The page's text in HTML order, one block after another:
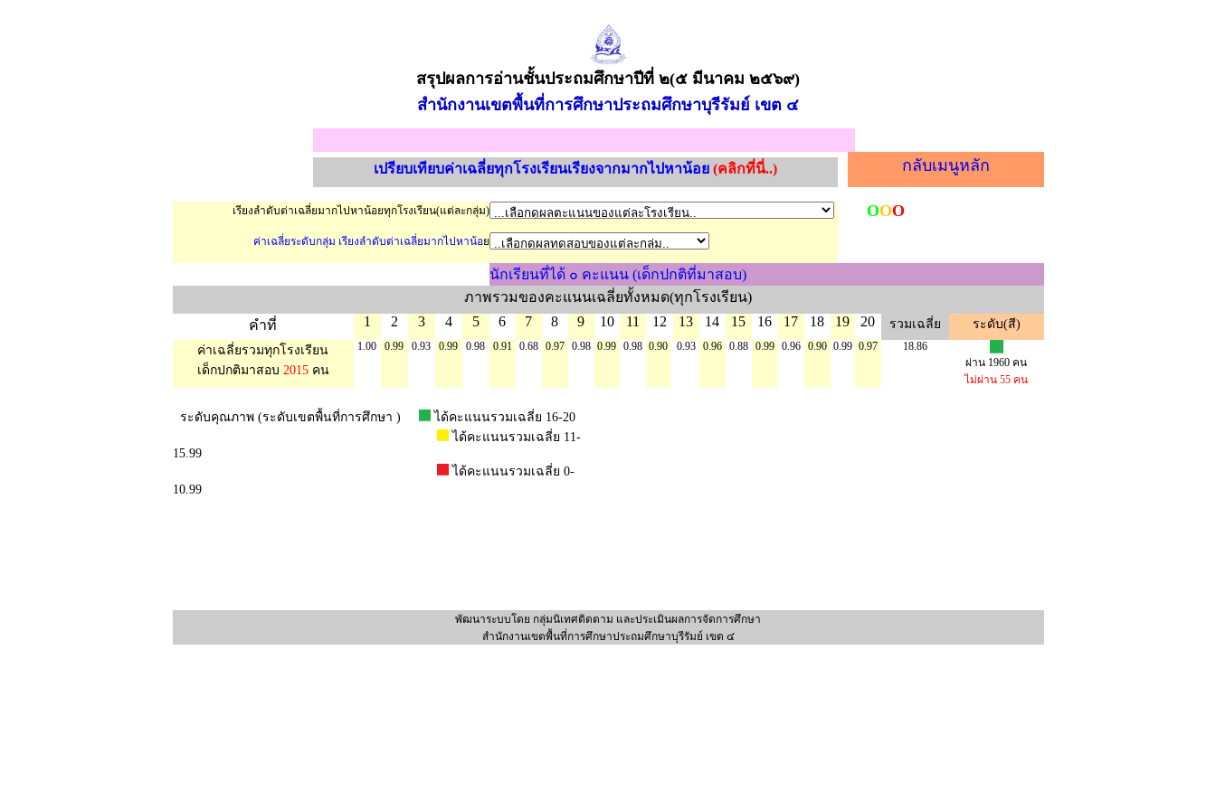
สรุปผลการอ่านชั้นประถมศึกษาปีที่ ๒(๕ มีนาคม ๒๕๖๙)
สำนักงานเขตพื้นที่การศึกษาประถมศึกษาบุรีรัมย์ เขต ๔
กลับเมนูหลัก
เปรียบเทียบค่าเฉลี่ยทุกโรงเรียนเรียงจากมากไปหาน้อย (คลิกที่นี่..)
เรียงลำดับต่าเฉลี่ยมากไปหาน้อยทุกโรงเรียน(แต่ละกลุ่ม) OOO
ค่าเฉลี่ยระดับกลุ่ม เรียงลำดับต่าเฉลี่ยมากไปหาน้อย
นักเรียนที่ได้ ๐ คะแนน (เด็กปกติที่มาสอบ)
ภาพรวมของคะแนนเฉลี่ยทั้งหมด(ทุกโรงเรียน)
คำที่
1 2 3 4 5 6 7 8 9 10 11 12 13 14 15 16 17 18 19 20 รวมเฉลี่ย
ระดับ(สี)
ค่าเฉลี่ยรวมทุกโรงเรียน
เด็กปกติมาสอบ 2015 คน
1.00 0.99 0.93 0.99 0.98 0.91 0.68 0.97 0.98 0.99 0.98 0.90 0.93 0.96 0.88 0.99 0.96 0.90 0.99 0.97
18.86
ผ่าน 1960 คน
ไม่ผ่าน 55 คน
ระดับคุณภาพ (ระดับเขตพื้นที่การศึกษา )
ได้คะแนนรวมเฉลี่ย 16-20
ได้คะแนนรวมเฉลี่ย 11-
15.99
ได้คะแนนรวมเฉลี่ย 0-
10.99
พัฒนาระบบโดย กลุ่มนิเทศติดตาม และประเมินผลการจัดการศึกษา
สำนักงานเขตพื้นที่การศึกษาประถมศึกษาบุรีรัมย์ เขต ๔